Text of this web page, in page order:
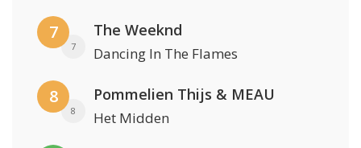
7
7
The Weeknd
Dancing In The Flames
8
8
Pommelien Thijs & MEAU
Het Midden